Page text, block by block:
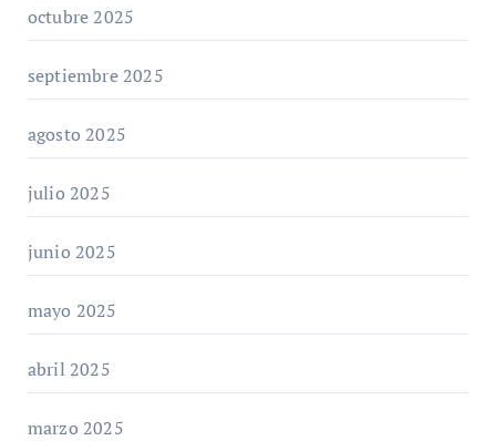
octubre 2025
septiembre 2025
agosto 2025
julio 2025
junio 2025
mayo 2025
abril 2025
marzo 2025